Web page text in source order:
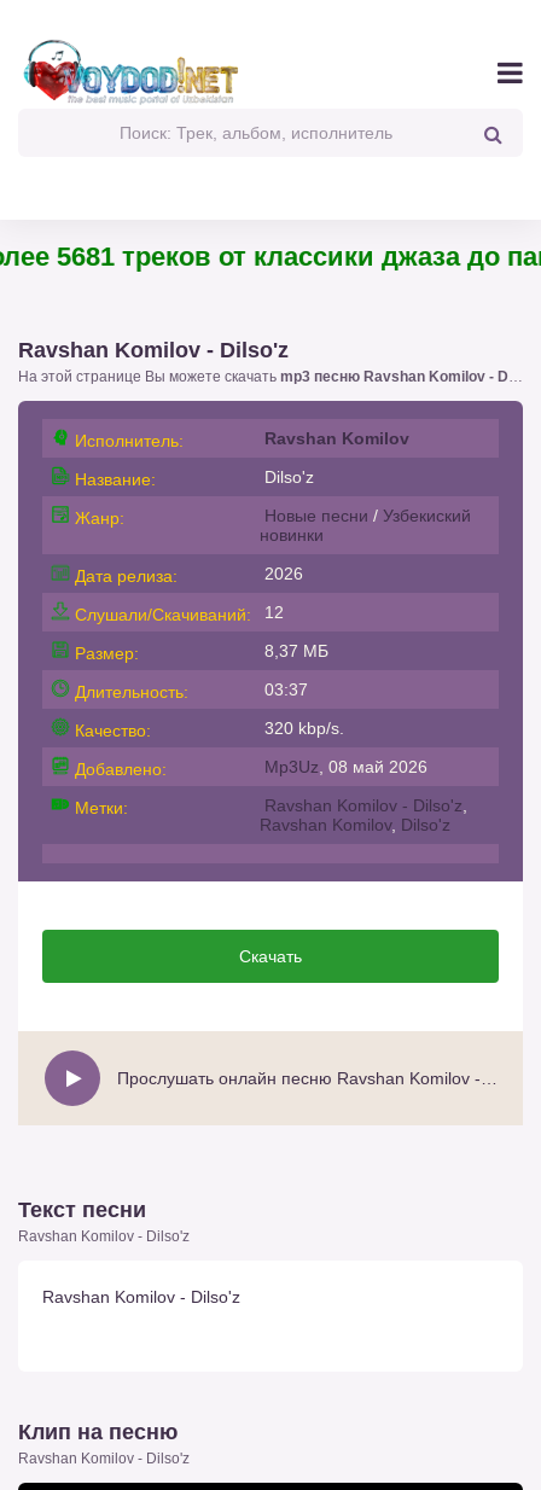
5681 треков от классики джаза до
Ravshan Komilov - Dilso'z
На этой странице Вы можете скачать mp3 песню Ravshan Komilov - Dilso'z
Исполнитель: Ravshan Komilov
Название: Dilso'z
Жанр: Новые песни / Узбекиский
новинки
Дата релиза: 2026
Слушали/Скачиваний: 12
Размер: 8,37 МБ
Длительность: 03:37
Качество: 320 kbp/s.
Добавлено: Mp3Uz , 08 май 2026
Метки: Ravshan Komilov - Dilso'z
Ravshan Komilov, Dilso'z
Скачать
Текст песни
Ravshan Komilov - Dilso'z
Ravshan Komilov - Dilso'z
Клип на песню
Ravshan Komilov - Dilso'z